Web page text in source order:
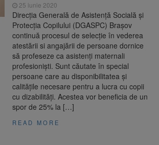
25 iunie 2020
Direcția Generală de Asistență Socială și
Protecția Copilului (DGASPC) Brașov
continuă procesul de selecție în vederea
atestării si angajării de persoane dornice
să profeseze ca asistenți maternali
profesioniști. Sunt căutate în special
persoane care au disponibilitatea și
calitățile necesare pentru a lucra cu copii
cu dizabilități. Acestea vor beneficia de un
spor de 25% la […]
READ MORE